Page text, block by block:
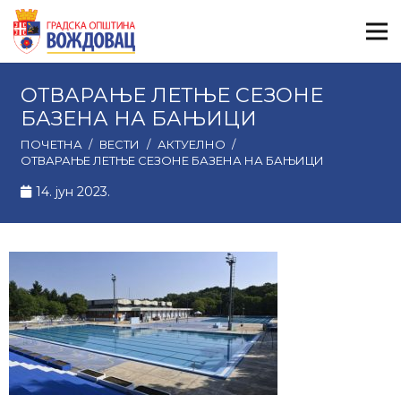
ОТВАРАЊЕ ЛЕТЊЕ СЕЗОНЕ
БАЗЕНА НА БАЊИЦИ
ПОЧЕТНА / ВЕСТИ / АКТУЕЛНО /
ОТВАРАЊЕ ЛЕТЊЕ СЕЗОНЕ БАЗЕНА НА БАЊИЦИ
14. јун 2023.